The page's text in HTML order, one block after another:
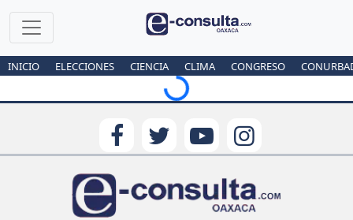
INICIO ELECCIONES CIENCIA CLIMA CONGRESO
Loading...